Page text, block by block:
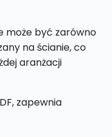
może być zarówno
na ścianie, co
aranżacji
zapewnia